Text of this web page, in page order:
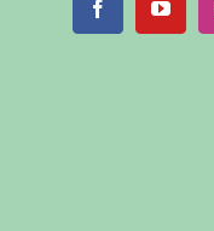
Facebook